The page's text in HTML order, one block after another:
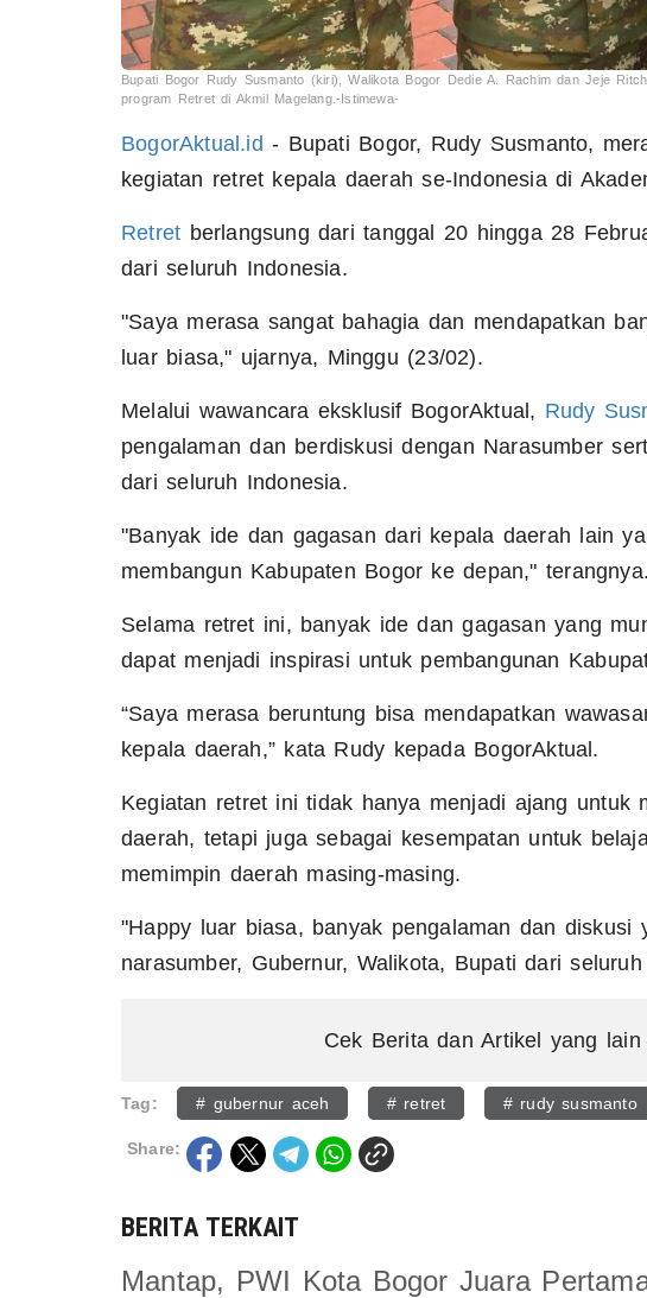
Bupati Bogor Rudy Susmanto (kiri), Walikota Bogor Dedie A. Rachim dan Jeje
program Retret di Akmil Magelang.-Istimewa-
BogorAktual.id - Bupati Bogor, Rudy Susmanto,
kegiatan retret kepala daerah se-Indonesia di
Retret berlangsung dari tanggal 20 hingga 28
dari seluruh Indonesia.
"Saya merasa sangat bahagia dan mendapatkan
luar biasa," ujarnya, Minggu (23/02).
Melalui wawancara eksklusif BogorAktual, Rudy
pengalaman dan berdiskusi dengan Narasumber
dari seluruh Indonesia.
"Banyak ide dan gagasan dari kepala daerah lain
membangun Kabupaten Bogor ke depan," terangnya.
Selama retret ini, banyak ide dan gagasan yang
dapat menjadi inspirasi untuk pembangunan
“Saya merasa beruntung bisa mendapatkan
kepala daerah,” kata Rudy kepada BogorAktual.
Kegiatan retret ini tidak hanya menjadi ajang untuk
daerah, tetapi juga sebagai kesempatan untuk
memimpin daerah masing-masing.
"Happy luar biasa, banyak pengalaman dan diskusi
narasumber, Gubernur, Walikota, Bupati dari
Cek Berita dan Artikel yang lain
Tag: # gubernur aceh # retret # rudy susmanto
Share:
BERITA TERKAIT
Mantap, PWI Kota Bogor Juara